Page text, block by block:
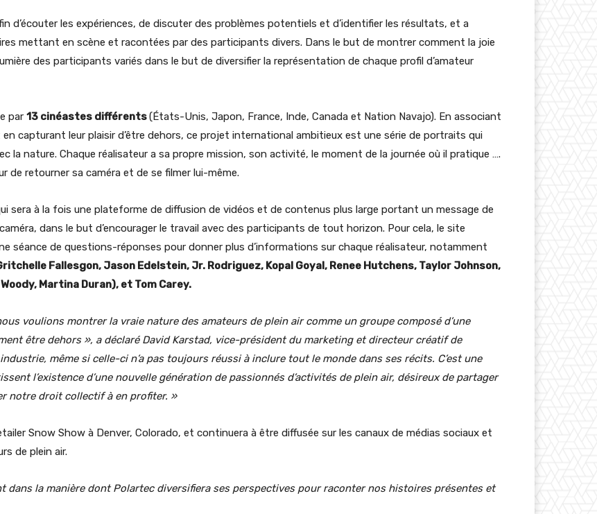
d’écouter les expériences, de discuter des problèmes potentiels et d’identifier les résultats, et a
mettant en scène et racontées par des participants divers. Dans le but de montrer comment la joie
des participants variés dans le but de diversifier la représentation de chaque profil d’amateur
par 13 cinéastes différents(États-Unis, Japon, France, Inde, Canada et Nation Navajo). En associant
capturant leur plaisir d’être dehors, ce projet international ambitieux est une série de portraits qui
la nature. Chaque réalisateur a sa propre mission, son activité, le moment de la journée où il pratique ….
de retourner sa caméra et de se filmer lui-même.
sera à la fois une plateforme de diffusion de vidéos et de contenus plus large portant un message de
dans le but d’encourager le travail avec des participants de tout horizon. Pour cela, le site
séance de questions-réponses pour donner plus d’informations sur chaque réalisateur, notamment
Fallesgon, Jason Edelstein, Jr. Rodriguez, Kopal Goyal, Renee Hutchens, Taylor Johnson,
Martina Duran), et Tom Carey.
voulions montrer la vraie nature des amateurs de plein air comme un groupe composé d’une
être dehors », a déclaré David Karstad, vice-président du marketing et directeur créatif de
même si celle-ci n’a pas toujours réussi à inclure tout le monde dans ses récits. C’est une
l’existence d’une nouvelle génération de passionnés d’activités de plein air, désireux de partager
notre droit collectif à en profiter. »
Snow Show à Denver, Colorado, et continuera à être diffusée sur les canaux de médias sociaux et
de plein air.
dans la manière dont Polartec diversifiera ses perspectives pour raconter nos histoires présentes et